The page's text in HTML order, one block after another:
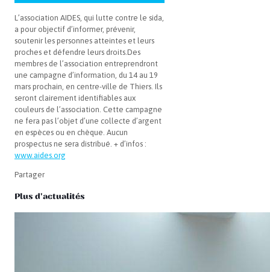
L’association AIDES, qui lutte contre le sida,
a pour objectif d’informer, prévenir,
soutenir les personnes atteintes et leurs
proches et défendre leurs droits.Des
membres de l’association entreprendront
une campagne d’information, du 14 au 19
mars prochain, en centre-ville de Thiers. Ils
seront clairement identifiables aux
couleurs de l’association. Cette campagne
ne fera pas l’objet d’une collecte d’argent
en espèces ou en chèque. Aucun
prospectus ne sera distribué. + d’infos :
www.aides.org
Partager
Plus d'actualités